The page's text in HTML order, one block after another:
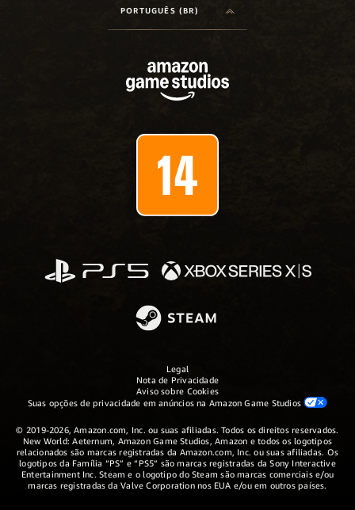
PORTUGUÊS (BR)
Legal
Nota de Privacidade
Aviso sobre Cookies
Suas opções de privacidade em anúncios na Amazon Game Studios
© 2019-2026, Amazon.com, Inc. ou suas afiliadas. Todos os direitos reservados.
New World: Aeternum, Amazon Game Studios, Amazon e todos os logotipos
relacionados são marcas registradas da Amazon.com, Inc. ou suas afiliadas. Os
logotipos da Família “PS” e “PS5” são marcas registradas da Sony Interactive
Entertainment Inc. Steam e o logotipo do Steam são marcas comerciais e/ou
marcas registradas da Valve Corporation nos EUA e/ou em outros países.